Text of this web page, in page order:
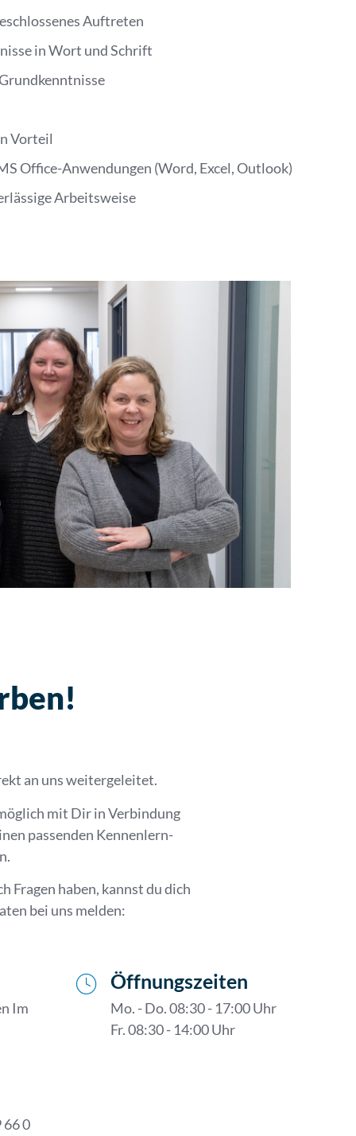
Auftreten
in Wort und Schrift
Vorteil
Office-Anwendungen (Word, Excel, Outlook)
Arbeitsweise
an uns weitergeleitet.
mit Dir in Verbindung
passenden Kennenlern-
Fragen haben, kannst du dich
bei uns melden:
Im
66 0
Öffnungszeiten
Mo. - Do. 08:30 - 17:00 Uhr
Fr. 08:30 - 14:00 Uhr